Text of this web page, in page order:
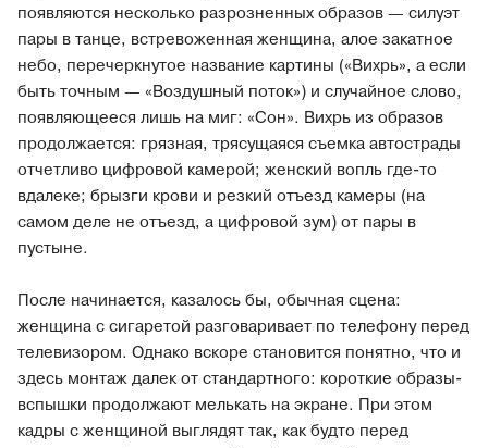
появляются несколько разрозненных образов — силуэт
пары в танце, встревоженная женщина, алое закатное
небо, перечеркнутое название картины («Вихрь», а если
быть точным — «Воздушный поток») и случайное слово,
появляющееся лишь на миг: «Сон». Вихрь из образов
продолжается: грязная, трясущаяся съемка автострады
отчетливо цифровой камерой; женский вопль где-то
вдалеке; брызги крови и резкий отъезд камеры (на
самом деле не отъезд, а цифровой зум) от пары в
пустыне.
После начинается, казалось бы, обычная сцена:
женщина с сигаретой разговаривает по телефону перед
телевизором. Однако вскоре становится понятно, что и
здесь монтаж далек от стандартного: короткие образы-
вспышки продолжают мелькать на экране. При этом
кадры с женщиной выглядят так, как будто перед